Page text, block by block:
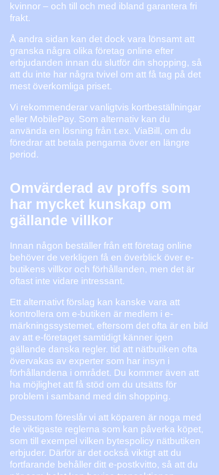
kvinnor – och till och med ibland garantera fri
frakt.
Å andra sidan kan det dock vara lönsamt att
granska några olika företag online efter
erbjudanden innan du slutför din shopping, så
att du inte har några tvivel om att få tag på det
mest överkomliga priset.
Vi rekommenderar vanligtvis kortbeställningar
eller MobilePay. Som alternativ kan du
använda en lösning från t.ex. ViaBill, om du
föredrar att betala pengarna över en längre
period.
Omvärderad av proffs som
har mycket kunskap om
gällande villkor
Innan någon beställer från ett företag online
behöver de verkligen få en överblick över e-
butikens villkor och förhållanden, men det är
oftast inte vidare intressant.
Ett alternativt förslag kan kanske vara att
kontrollera om e-butiken är medlem i e-
märkningssystemet, eftersom det ofta är en bild
av att e-företaget samtidigt känner igen
gällande danska regler. tid att nätbutiken ofta
övervakas av experter som har insyn i
förhållandena i området. Du kommer även att
ha möjlighet att få stöd om du utsätts för
problem i samband med din shopping.
Dessutom föreslår vi att köparen är noga med
de viktigaste reglerna som kan påverka köpet,
som till exempel vilken bytespolicy nätbutiken
erbjuder. Därför är det också viktigt att du
fortfarande behåller ditt e-postkvitto, så att du